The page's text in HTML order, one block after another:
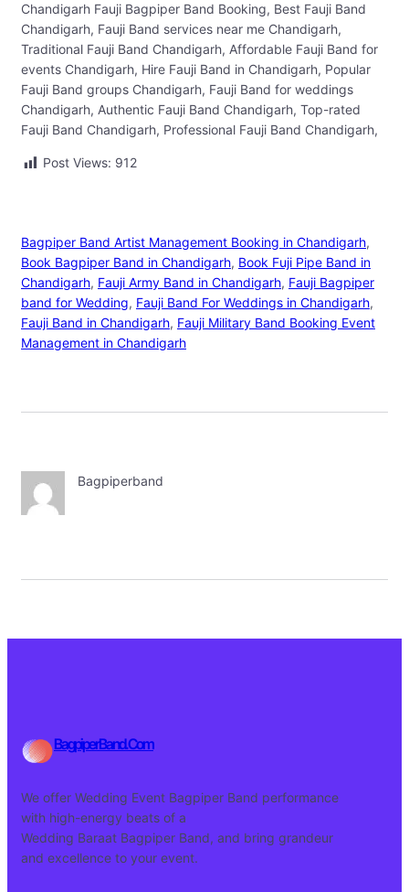
Chandigarh Fauji Bagpiper Band Booking, Best Fauji Band
Chandigarh, Fauji Band services near me Chandigarh,
Traditional Fauji Band Chandigarh, Affordable Fauji Band for
events Chandigarh, Hire Fauji Band in Chandigarh, Popular
Fauji Band groups Chandigarh, Fauji Band for weddings
Chandigarh, Authentic Fauji Band Chandigarh, Top-rated
Fauji Band Chandigarh, Professional Fauji Band Chandigarh,
Post Views: 912
Bagpiper Band Artist Management Booking in Chandigarh
Book Bagpiper Band in Chandigarh, Book Fuji Pipe Band in
Chandigarh, Fauji Army Band in Chandigarh, Fauji Bagpiper
band for Wedding, Fauji Band For Weddings in Chandigarh
Fauji Band in Chandigarh, Fauji Military Band Booking Event
Management in Chandigarh
Bagpiperband
BagpiperBand.Com
We offer Wedding Event Bagpiper Band performance
with high-energy beats of a
Wedding Baraat Bagpiper Band, and bring grandeur
and excellence to your event.